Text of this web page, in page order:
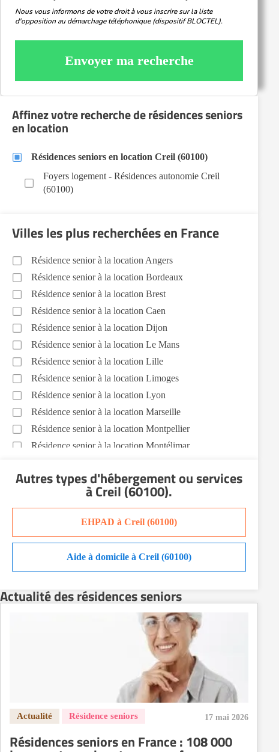
Nous vous informons de votre droit à vous inscrire sur la liste
d'opposition au démarchage téléphonique (dispositif BLOCTEL).
Envoyer ma recherche
Affinez votre recherche de résidences seniors
en location
Résidences seniors en location Creil (60100)
Foyers logement - Résidences autonomie Creil
(60100)
Villes les plus recherchées en France
Résidence senior à la location Angers
Résidence senior à la location Bordeaux
Résidence senior à la location Brest
Résidence senior à la location Caen
Résidence senior à la location Dijon
Résidence senior à la location Le Mans
Résidence senior à la location Lille
Résidence senior à la location Limoges
Résidence senior à la location Lyon
Résidence senior à la location Marseille
Résidence senior à la location Montpellier
Résidence senior à la location Montélimar
Résidence senior à la location Nîmes
Résidence senior à la location Orléans
Résidence senior à la location Reims
Résidence senior à la location Rennes
Résidence senior à la location Strasbourg
Recherche par ville
Autres types d'hébergement ou services
à Creil (60100).
EHPAD à Creil (60100)
Aide à domicile à Creil (60100)
Actualité des résidences seniors
17 mai 2026
Résidences seniors en France : 108 000